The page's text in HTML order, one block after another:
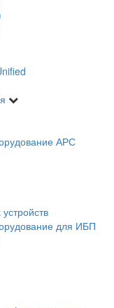
АРС
для ИБП